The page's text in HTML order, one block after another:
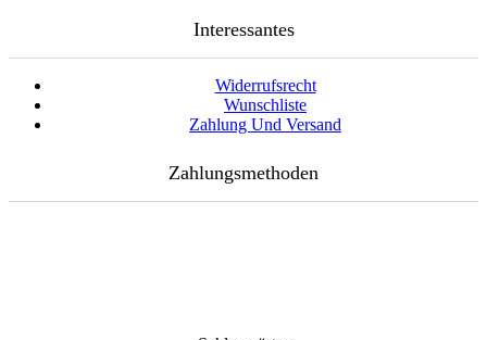
Interessantes
Widerrufsrecht
Wunschliste
Zahlung Und Versand
Zahlungsmethoden